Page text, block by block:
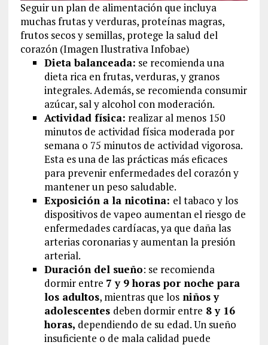
Seguir un plan de alimentación que incluya
muchas frutas y verduras, proteínas magras,
frutos secos y semillas, protege la salud del
corazón (Imagen Ilustrativa Infobae)
Dieta balanceada: se recomienda una
dieta rica en frutas, verduras, y granos
integrales. Además, se recomienda consumir
azúcar, sal y alcohol con moderación.
Actividad física: realizar al menos 150
minutos de actividad física moderada por
semana o 75 minutos de actividad vigorosa.
Esta es una de las prácticas más eficaces
para prevenir enfermedades del corazón y
mantener un peso saludable.
Exposición a la nicotina: el tabaco y los
dispositivos de vapeo aumentan el riesgo de
enfermedades cardíacas, ya que daña las
arterias coronarias y aumentan la presión
arterial.
Duración del sueño: se recomienda
dormir entre 7 y 9 horas por noche para
los adultos, mientras que losniños y
adolescentes deben dormir entre 8 y 16
horas, dependiendo de su edad. Un sueño
insuficiente o de mala calidad puede